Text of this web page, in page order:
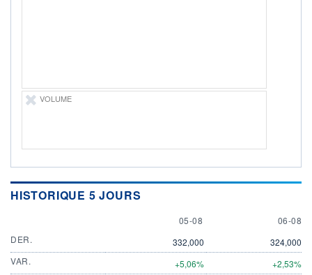
Non éligible
Boursobank
VOLUME
HISTORIQUE 5 JOURS
5 AUGUST
05-08 6
06-08
DER.
332,000
324,000
VAR.
+5,06%
+2,53%